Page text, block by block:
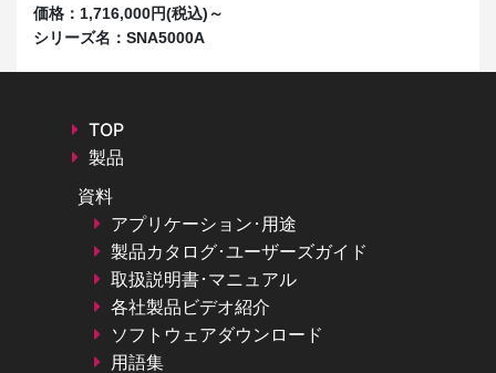
価格： 1,716,000円(税込)～
シリーズ名： SNA5000A
TOP
製品
資料
アプリケーション･用途
製品カタログ･ユーザーズガイド
取扱説明書･マニュアル
各社製品ビデオ紹介
ソフトウェアダウンロード
用語集